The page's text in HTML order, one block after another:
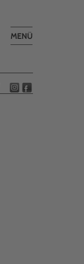
Toggle
MENÜ